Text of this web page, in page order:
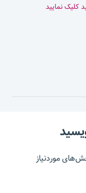
کلیک نمایید
موردنیاز